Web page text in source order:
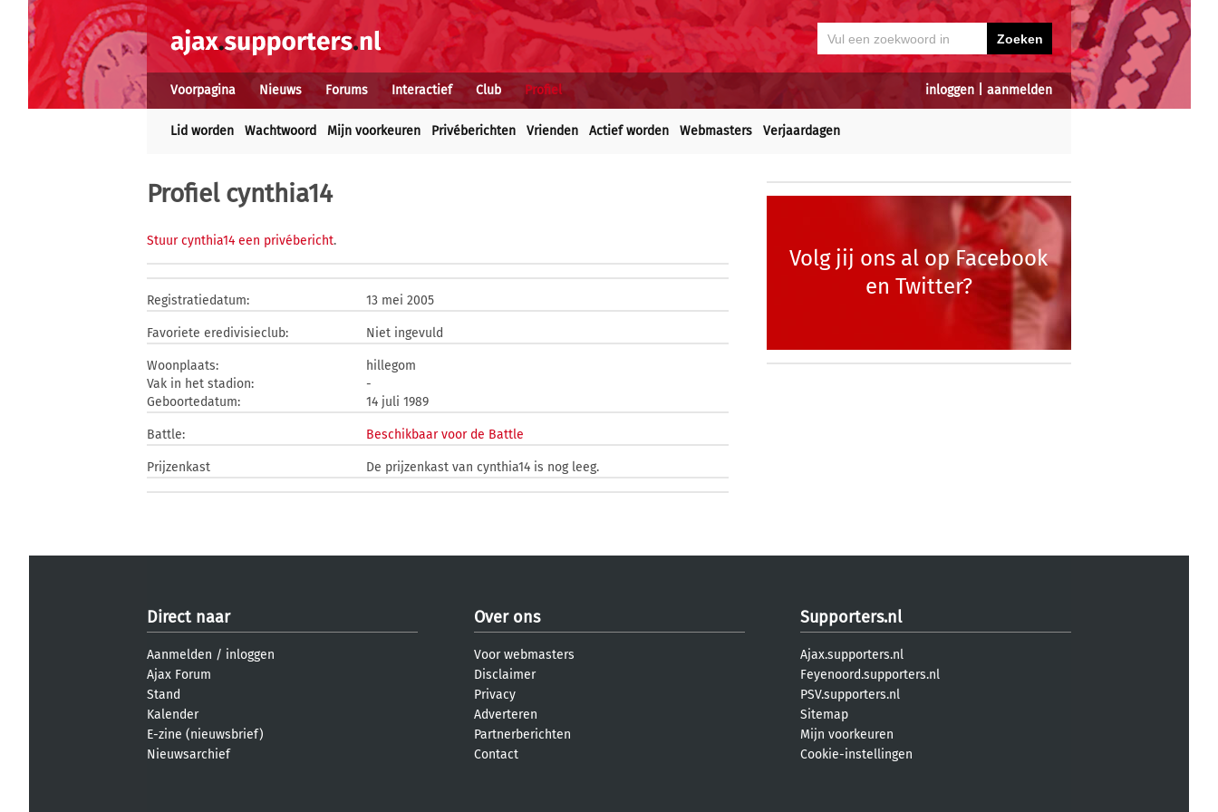
inloggen aanmelden
Voorpagina Nieuws Forums Interactief Club Profiel
Lid worden Wachtwoord Mijn voorkeuren Privéberichten Vrienden Actief worden Webmasters Verjaardagen
Profiel cynthia14
Stuur cynthia14 een privébericht.
Registratiedatum: 13 mei 2005
Favoriete eredivisieclub: Niet ingevuld
Woonplaats:
hillegom
Vak in het stadion:
-
Geboortedatum:
14 juli 1989
Battle: Beschikbaar voor de Battle
Prijzenkast De prijzenkast van cynthia14 is nog leeg.
Volg jij ons al op Facebook
en Twitter?
Direct naar
Aanmelden / inloggen
Ajax Forum
Stand
Kalender
E-zine (nieuwsbrief)
Nieuwsarchief
Over ons
Voor webmasters
Disclaimer
Privacy
Adverteren
Partnerberichten
Contact
Supporters.nl
Ajax.supporters.nl
Feyenoord.supporters.nl
PSV.supporters.nl
Sitemap
Mijn voorkeuren
Cookie-instellingen